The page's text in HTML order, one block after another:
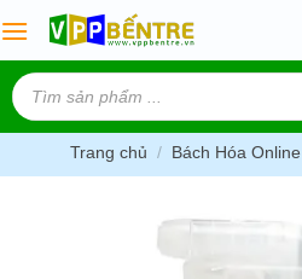
to
content
Tìm
kiếm
sản
phẩm
Trang chủ / Bách Hóa Online